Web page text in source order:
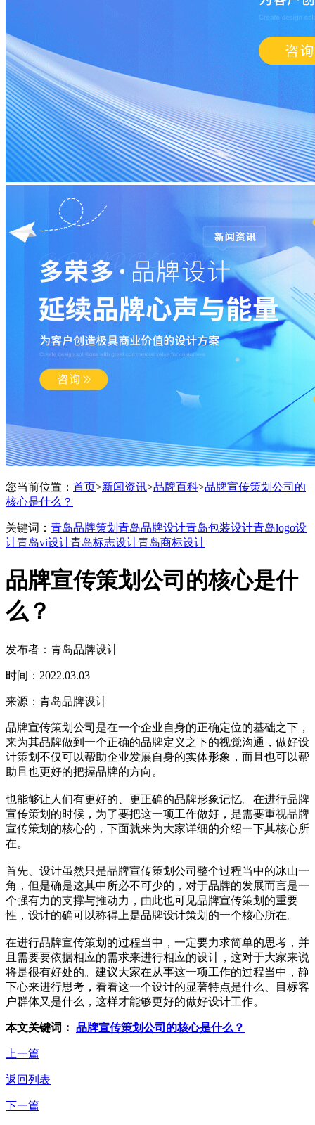
您当前位置： 首页>新闻资讯>品牌百科>品牌宣传策划公司的
核心是什么？
关键词： 青岛品牌策划 青岛品牌设计青岛包装设计青岛logo设
计青岛vi设计青岛标志设计青岛商标设计
品牌宣传策划公司的核心是什
么？
发布者：青岛品牌设计
时间：2022.03.03
来源：青岛品牌设计
品牌宣传策划公司是在一个企业自身的正确定位的基础之下，
来为其品牌做到一个正确的品牌定义之下的视觉沟通，做好设
计策划不仅可以帮助企业发展自身的实体形象，而且也可以帮
助且也更好的把握品牌的方向。
也能够让人们有更好的、更正确的品牌形象记忆。在进行品牌
宣传策划的时候，为了要把这一项工作做好，是需要重视品牌
宣传策划的核心的，下面就来为大家详细的介绍一下其核心所
在。
首先、设计虽然只是品牌宣传策划公司整个过程当中的冰山一
角，但是确是这其中所必不可少的，对于品牌的发展而言是一
个强有力的支撑与推动力，由此也可见品牌宣传策划的重要
性，设计的确可以称得上是品牌设计策划的一个核心所在。
在进行品牌宣传策划的过程当中，一定要力求简单的思考，并
且需要要依据相应的需求来进行相应的设计，这对于大家来说
将是很有好处的。建议大家在从事这一项工作的过程当中，静
下心来进行思考，看看这一个设计的显著特点是什么、目标客
户群体又是什么，这样才能够更好的做好设计工作。
本文关键词： 品牌宣传策划公司的核心是什么？
上一篇
返回列表
下一篇